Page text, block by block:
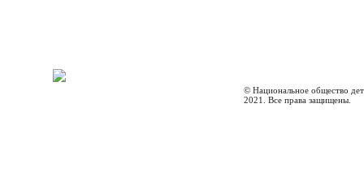
© Национальное общество
2021. Все права защищены.